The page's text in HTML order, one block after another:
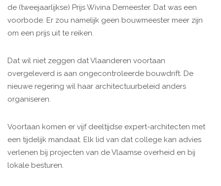
de (tweejaarlijkse) Prijs Wivina Demeester. Dat was een
voorbode. Er zou namelijk geen bouwmeester meer zijn
om een prijs uit te reiken.
Dat wil niet zeggen dat Vlaanderen voortaan
overgeleverd is aan ongecontroleerde bouwdrift. De
nieuwe regering wil haar architectuurbeleid anders
organiseren.
Voortaan komen er vijf deeltijdse expert-architecten met
een tijdelijk mandaat. Elk lid van dat college kan advies
verlenen bij projecten van de Vlaamse overheid en bij
lokale besturen.